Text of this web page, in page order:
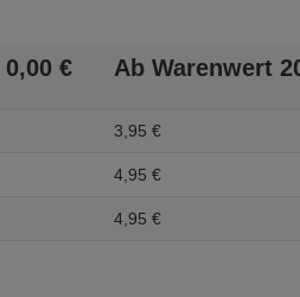
0,00 € Ab Warenwert
3, 95 €
4, 95 €
4, 95 €